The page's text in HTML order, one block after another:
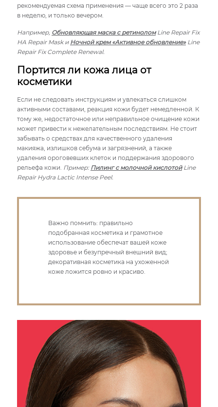
рекомендуемая схема применения — чаще всего это 2 раза
в неделю, и только вечером.
Например, Обновляющая маска с ретиноломLine Repair Fix
HA Repair Mask и Ночной крем «Активное обновление»Line
Repair Fix Complete Renewal.
Портится ли кожа лица от
косметики
Если не следовать инструкциям и увлекаться слишком
активными составами, реакция кожи будет немедленной. К
тому же, недостаточное или неправильное очищение кожи
может привести к нежелательным последствиям. Не стоит
забывать о средствах для качественного удаления
макияжа, излишков себума и загрязнений, а также
удаления ороговевших клеток и поддержания здорового
рельефа кожи. Пример: Пилинг с молочной кислотойLine
Repair Hydra Lactic Intense Peel.
Важно помнить: правильно
подобранная косметика и грамотное
использование обеспечат вашей коже
здоровье и безупречный внешний вид;
декоративная косметика на ухоженной
коже ложится ровно и красиво.